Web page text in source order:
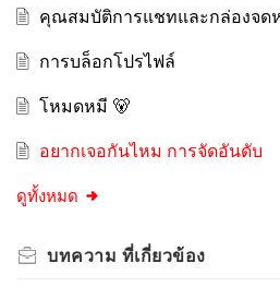
คุณสมบัติการแชทและกล่องจด
การบล็อกโปรไฟล์
โหมดหมี 🐻
อยากเจอกันไหม การจัดอันดับ
ดูทั้งหมด
บทความ ที่เกี่ยวข้อง